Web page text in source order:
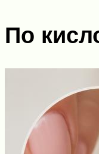
По